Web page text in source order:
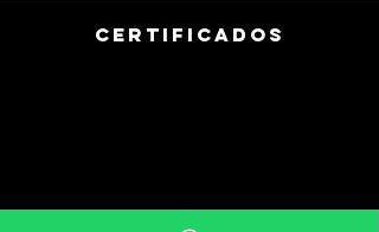
CERTIFICADOS